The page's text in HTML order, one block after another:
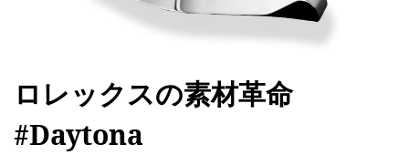
ロレックスの素材革命
#Daytona